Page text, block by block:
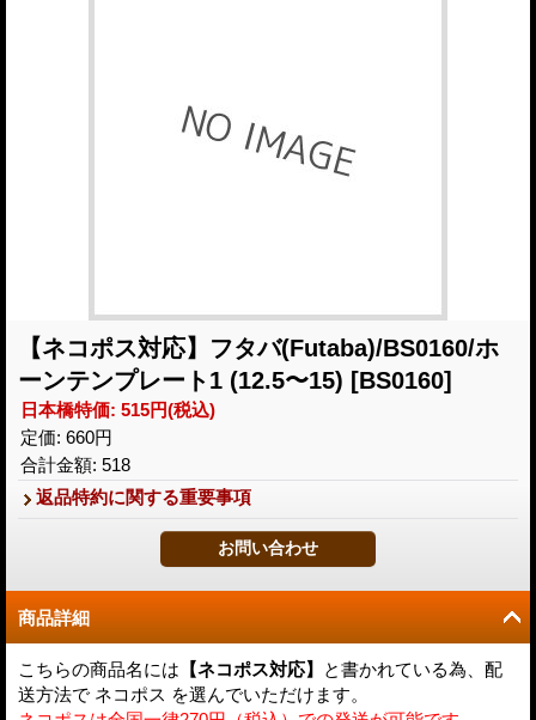
【ネコポス対応】フタバ(Futaba)/BS0160/ホ
ーンテンプレート1 (12.5〜15) [BS0160]
日本橋特価: 515円(税込)
定価: 660円
合計金額: 518
返品特約に関する重要事項
商品詳細
こちらの商品名には 【ネコポス対応】
と書かれている為、配
送方法で ネコポス を選んでいただけます。